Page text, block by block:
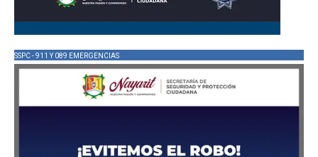
SSPC - 911 Y 089 EMERGENCIAS